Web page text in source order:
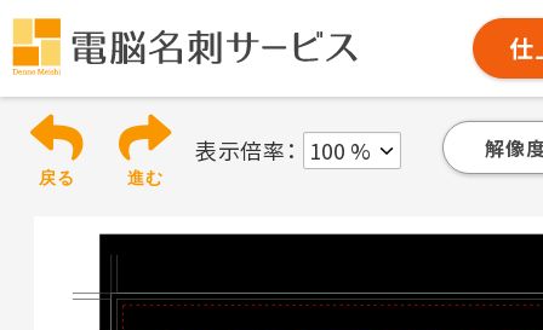
仕
戻る 進む
表示倍率： 解像